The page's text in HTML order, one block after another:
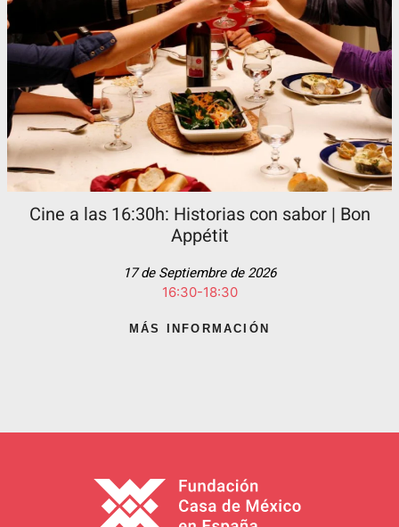
Cine a las 16:30h: Historias con sabor | Bon
Appétit
17 de Septiembre de 2026
16:30-18:30
MÁS INFORMACIÓN